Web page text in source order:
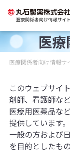
医
医療関係者向け情報サ
このウェブサイ
剤師、看護師な
医療用医薬品な
提供しています。
一般の方および
を目的としたも